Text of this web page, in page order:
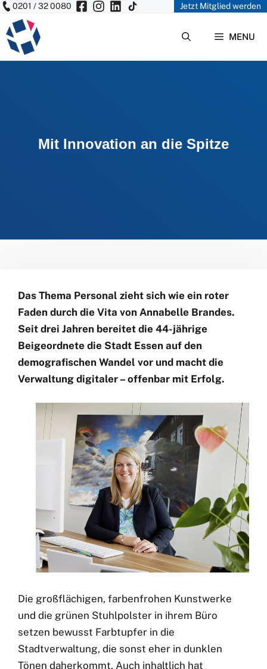
Zum
Inhalt
springen
0201 / 32 0080 Jetzt Mitglied werden
MENU
Mit Innovation an die Spitze
Das Thema Personal zieht sich wie ein roter
Faden durch die Vita von Annabelle Brandes.
Seit drei Jahren bereitet die 44-jährige
Beigeordnete die Stadt Essen auf den
demografischen Wandel vor und macht die
Verwaltung digitaler – offenbar mit Erfolg.
Die großflächigen, farbenfrohen Kunstwerke
und die grünen Stuhlpolster in ihrem Büro
setzen bewusst Farbtupfer in die
Stadtverwaltung, die sonst eher in dunklen
Tönen daherkommt. Auch inhaltlich hat